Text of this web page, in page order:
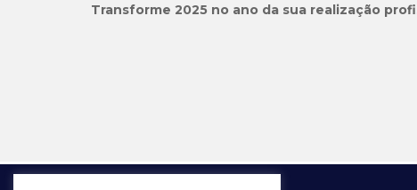
Transforme 2025 no ano da sua realização